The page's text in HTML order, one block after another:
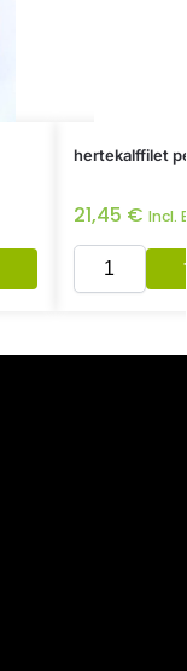
hertekalffilet
21,45 € Incl.